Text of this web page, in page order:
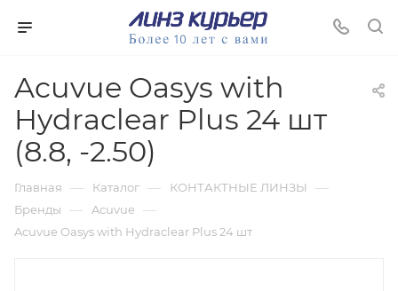
Acuvue Oasys with
Hydraclear Plus 24 шт
(8.8, -2.50)
Главная — Каталог — КОНТАКТНЫЕ ЛИНЗЫ —
Бренды — Acuvue —
Acuvue Oasys with Hydraclear Plus 24 шт